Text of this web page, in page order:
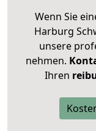
Wenn Sie
Harburg
unsere
nehmen.
Ihren